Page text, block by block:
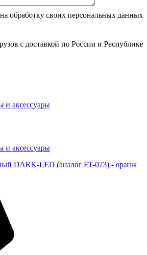
обработку своих персональных данных
с доставкой по России и Республике
и аксессуары
и аксессуары